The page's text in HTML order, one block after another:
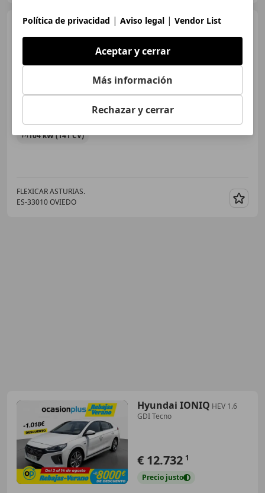
Hyundai IONIQPHEV 1.6
GDI Style
€ 10.490
Sincomparación
104 kW (141 CV)
FLEXICAR ASTURIAS.
ES-33010 OVIEDO
Hyundai IONIQ HEV 1.6
GDI Tecno
€ 12.732 1
Precio justo
Política de privacidad | Aviso legal | Vendor List
Aceptar y cerrar
Más información
Rechazar y cerrar